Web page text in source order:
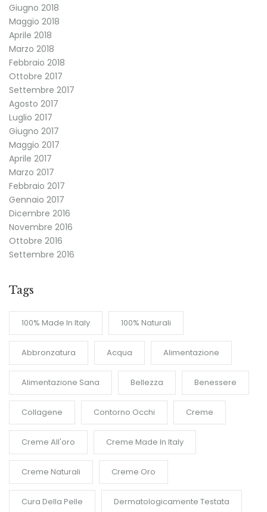
Giugno 2018
Maggio 2018
Aprile 2018
Marzo 2018
Febbraio 2018
Ottobre 2017
Settembre 2017
Agosto 2017
Luglio 2017
Giugno 2017
Maggio 2017
Aprile 2017
Marzo 2017
Febbraio 2017
Gennaio 2017
Dicembre 2016
Novembre 2016
Ottobre 2016
Settembre 2016
Tags
100% Made In Italy 100% Naturali
Abbronzatura Acqua Alimentazione
Alimentazione Sana Bellezza Benessere
Collagene Contorno Occhi Creme
Creme All'oro Creme Made In Italy
Creme Naturali Creme Oro
Cura Della Pelle Dermatologicamente Testata